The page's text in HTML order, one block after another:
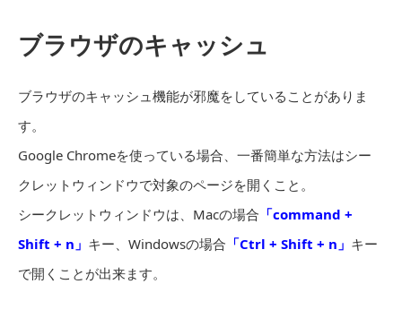
ブラウザのキャッシュ
ブラウザのキャッシュ機能が邪魔をしていることがありま
す。
Google Chromeを使っている場合、一番簡単な方法はシー
クレットウィンドウで対象のページを開くこと。
シークレットウィンドウは、Macの場合 「command +
Shift + n」 キー、Windowsの場合 「Ctrl + Shift + n」 キー
で開くことが出来ます。